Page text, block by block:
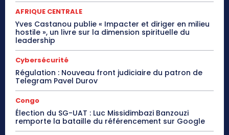
AFRIQUE CENTRALE
Yves Castanou publie « Impacter et diriger en milieu
hostile », un livre sur la dimension spirituelle du
leadership
Cybersécurité
Régulation : Nouveau front judiciaire du patron de
Telegram Pavel Durov
Congo
Élection du SG-UAT : Luc Missidimbazi Banzouzi
remporte la bataille du référencement sur Google